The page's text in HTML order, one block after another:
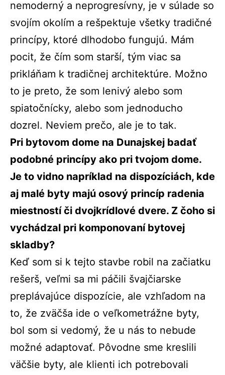
nemoderný a neprogresívny, je v súlade so
svojím okolím a rešpektuje všetky tradičné
princípy, ktoré dlhodobo fungujú. Mám
pocit, že čím som starší, tým viac sa
prikláňam k tradičnej architektúre. Možno
to je preto, že som lenivý alebo som
spiatočnícky, alebo som jednoducho
dozrel. Neviem prečo, ale je to tak.
Pri bytovom dome na Dunajskej badať
podobné princípy ako pri tvojom dome.
Je to vidno napríklad na dispozíciách, kde
aj malé byty majú osový princíp radenia
miestností či dvojkrídlové dvere. Z čoho si
vychádzal pri komponovaní bytovej
skladby?
Keď som si k tejto stavbe robil na začiatku
rešerš, veľmi sa mi páčili švajčiarske
preplávajúce dispozície, ale vzhľadom na
to, že zväčša ide o veľkometrážne byty,
bol som si vedomý, že u nás to nebude
možné adaptovať. Pôvodne sme kreslili
väčšie byty, ale klienti ich potrebovali